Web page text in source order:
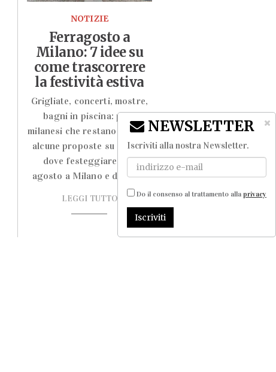
NEWSLETTER
Iscriviti alla nostra Newsletter.
Do il consenso al trattamento alla privacy
Iscriviti
NOTIZIE
Ferragosto a
Milano: 7 idee su
come trascorrere
la festività estiva
Grigliate, concerti, mostre,
bagni in piscina: per i
milanesi che restano in città,
alcune proposte su come e
dove festeggiare il 15
agosto a Milano e dintorni
LEGGI TUTTO